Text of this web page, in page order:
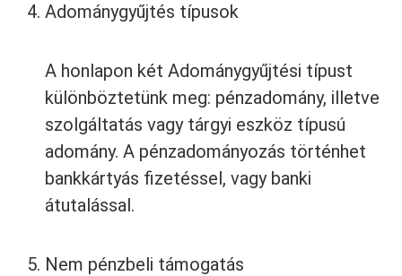
Adománygyűjtés típusok
A honlapon két Adománygyűjtési típust
különböztetünk meg: pénzadomány, illetve
szolgáltatás vagy tárgyi eszköz típusú
adomány. A pénzadományozás történhet
bankkártyás fizetéssel, vagy banki
átutalással.
Nem pénzbeli támogatás